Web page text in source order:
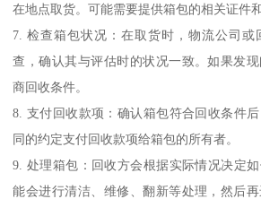
在地点取货。可能需要提供箱包的相关证件
7. 检查箱包状况：在取货时，物流公司或
查，确认其与评估时的状况一致。如果发
商回收条件。
8. 支付回收款项：确认箱包符合回收条件
同的约定支付回收款项给箱包的所有者。
9. 处理箱包：回收方会根据实际情况决定
能会进行清洁、维修、翻新等处理，然后